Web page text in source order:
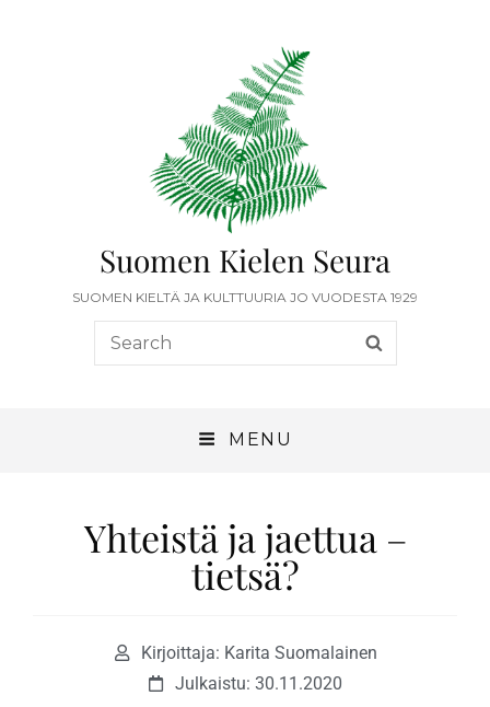
Suomen Kielen Seura
SUOMEN KIELTÄ JA KULTTUURIA JO VUODESTA 1929
MENU
Yhteistä ja jaettua –
tietsä?
Kirjoittaja: Karita Suomalainen
Julkaistu: 30.11.2020